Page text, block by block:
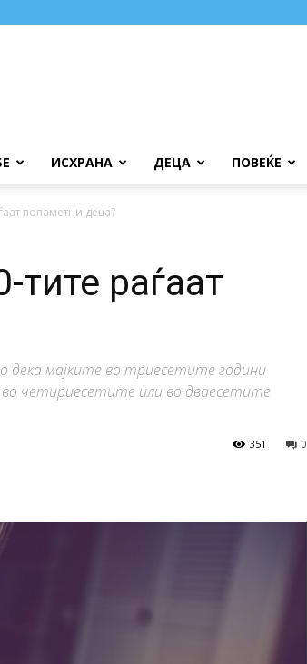
ИСХРАНА ДЕЦА ПОВЕЌЕ
попаметни деца?
тите раѓаат
дека мајките во триесетите години
четириесетите или во дваесетите
0
351